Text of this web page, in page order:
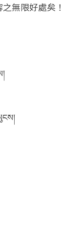
無限好處矣！